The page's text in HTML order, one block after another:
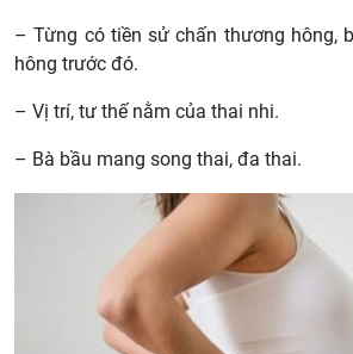
– Từng có tiền sử chấn thương hông,
hông trước đó.
– Vị trí, tư thế nằm của thai nhi.
– Bà bầu mang song thai, đa thai.